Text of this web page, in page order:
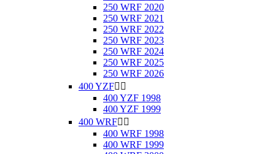
250 WRF 2020
250 WRF 2021
250 WRF 2022
250 WRF 2023
250 WRF 2024
250 WRF 2025
250 WRF 2026
400 YZF 
400 YZF 1998
400 YZF 1999
400 WRF 
400 WRF 1998
400 WRF 1999